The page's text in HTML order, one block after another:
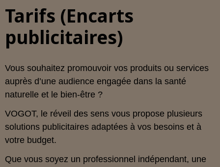
Tarifs (Encarts
publicitaires)
Vous souhaitez promouvoir vos produits ou services
auprès d’une audience engagée dans la santé
naturelle et le bien‑être ?
VOGOT, le réveil des sens vous propose plusieurs
solutions publicitaires adaptées à vos besoins et à
votre budget.
Que vous soyez un professionnel indépendant, une